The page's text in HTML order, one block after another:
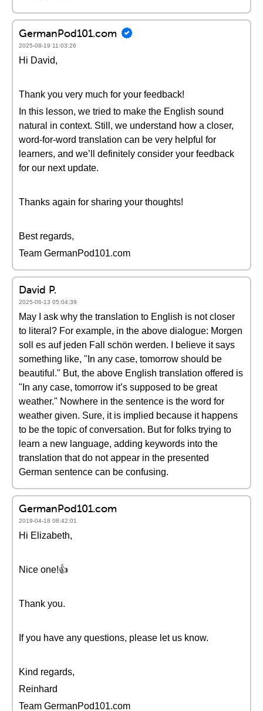
GermanPod101.com
2025-08-19 11:03:26
Hi David,
Thank you very much for your feedback!
In this lesson, we tried to make the English sound
natural in context. Still, we understand how a closer,
word-for-word translation can be very helpful for
learners, and we’ll definitely consider your feedback
for our next update.
Thanks again for sharing your thoughts!
Best regards,
Team GermanPod101.com
David P.
2025-06-13 05:04:39
May I ask why the translation to English is not closer
to literal? For example, in the above dialogue: Morgen
soll es auf jeden Fall schön werden. I believe it says
something like, "In any case, tomorrow should be
beautiful." But, the above English translation offered is
"In any case, tomorrow it’s supposed to be great
weather." Nowhere in the sentence is the word for
weather given. Sure, it is implied because it happens
to be the topic of conversation. But for folks trying to
learn a new language, adding keywords into the
translation that do not appear in the presented
German sentence can be confusing.
GermanPod101.com
2019-04-18 08:42:01
Hi Elizabeth,
Nice one!👍
Thank you.
If you have any questions, please let us know.
Kind regards,
Reinhard
Team GermanPod101.com